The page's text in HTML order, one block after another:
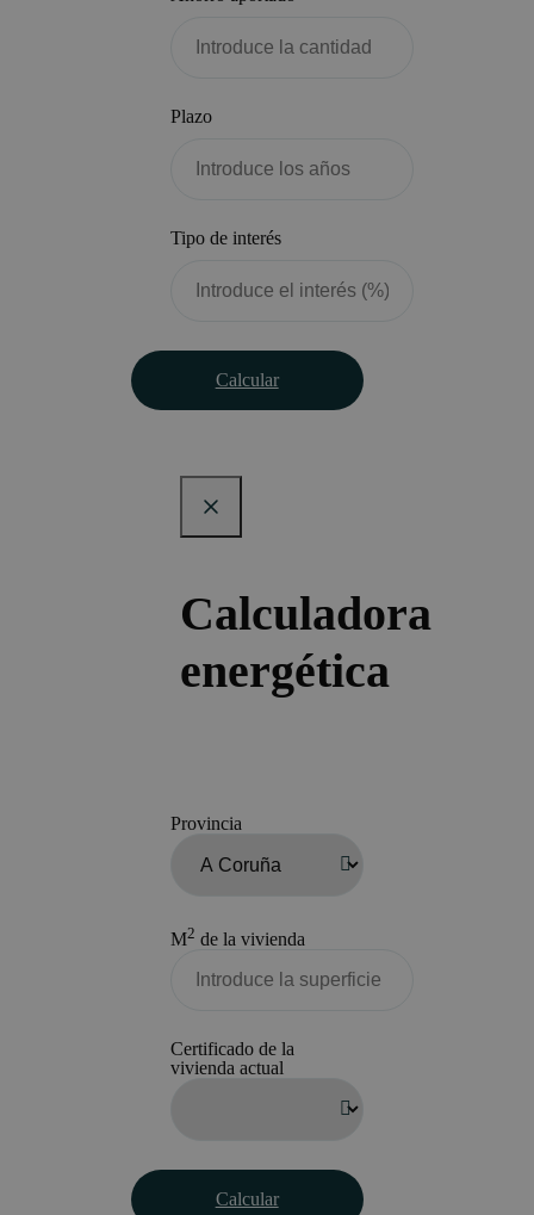
Plazo
Tipo de interés
Calcular
Calculadora
energética
Provincia
M2 de la vivienda
Certificado de la
vivienda actual
Calcular